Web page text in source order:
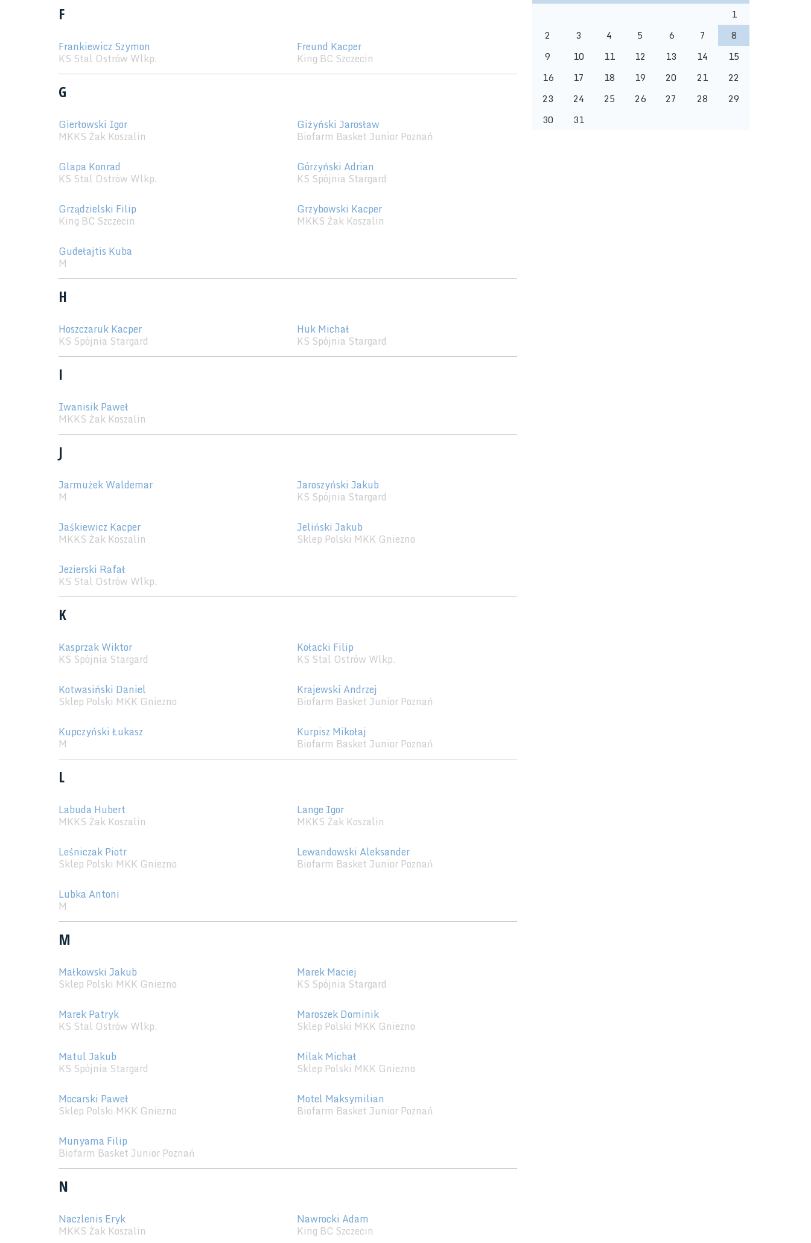
F
Frankiewicz Szymon
KS Stal Ostrów Wlkp.
Freund Kacper
King BC Szczecin
G
Gierłowski Igor
MKKS Żak Koszalin
Giżyński Jarosław
Biofarm Basket Junior Poznań
Glapa Konrad
KS Stal Ostrów Wlkp.
Górzyński Adrian
KS Spójnia Stargard
Grządzielski Filip
King BC Szczecin
Grzybowski Kacper
MKKS Żak Koszalin
Gudełajtis Kuba
M
H
Hoszczaruk Kacper
KS Spójnia Stargard
Huk Michał
KS Spójnia Stargard
I
Iwanisik Paweł
MKKS Żak Koszalin
J
Jarmużek Waldemar
M
Jaroszyński Jakub
KS Spójnia Stargard
Jaśkiewicz Kacper
MKKS Żak Koszalin
Jeliński Jakub
Sklep Polski MKK Gniezno
Jezierski Rafał
KS Stal Ostrów Wlkp.
K
Kasprzak Wiktor
KS Spójnia Stargard
Kołacki Filip
KS Stal Ostrów Wlkp.
Kotwasiński Daniel
Sklep Polski MKK Gniezno
Krajewski Andrzej
Biofarm Basket Junior Poznań
Kupczyński Łukasz
M
Kurpisz Mikołaj
Biofarm Basket Junior Poznań
L
Labuda Hubert
MKKS Żak Koszalin
Lange Igor
MKKS Żak Koszalin
Leśniczak Piotr
Sklep Polski MKK Gniezno
Lewandowski Aleksander
Biofarm Basket Junior Poznań
Lubka Antoni
M
M
Małkowski Jakub
Sklep Polski MKK Gniezno
Marek Maciej
KS Spójnia Stargard
Marek Patryk
KS Stal Ostrów Wlkp.
Maroszek Dominik
Sklep Polski MKK Gniezno
Matul Jakub
KS Spójnia Stargard
Milak Michał
Sklep Polski MKK Gniezno
Mocarski Paweł
Sklep Polski MKK Gniezno
Motel Maksymilian
Biofarm Basket Junior Poznań
Munyama Filip
Biofarm Basket Junior Poznań
N
Naczlenis Eryk
MKKS Żak Koszalin
Nawrocki Adam
King BC Szczecin
1
2
3 4 5 6 7
8
9
10 11 12 13 14
15
16
17 18 19 20 21
22
23
24 25 26 27 28
29
30
31